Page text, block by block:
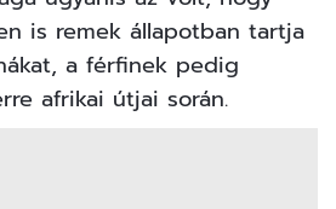
is remek állapotban tartja
a férfinek pedig
afrikai útjai során.